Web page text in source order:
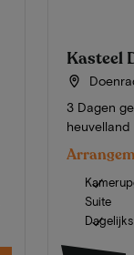
Kasteel
3 Dagen
heuvelland
Suite